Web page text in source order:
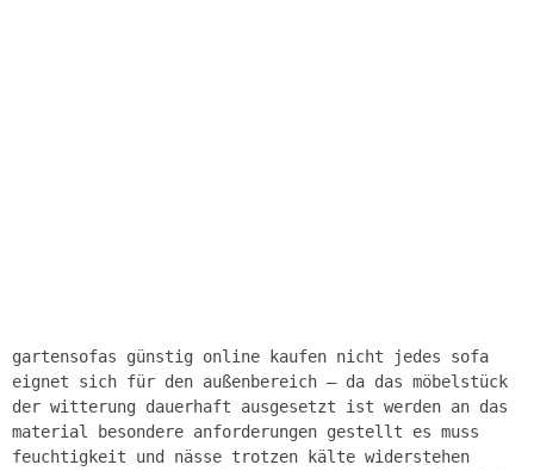
gartensofas günstig online kaufen nicht jedes sofa
eignet sich für den außenbereich – da das möbelstück
der witterung dauerhaft ausgesetzt ist werden an das
material besondere anforderungen gestellt es muss
feuchtigkeit und nässe trotzen kälte widerstehen